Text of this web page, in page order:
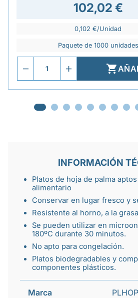
102,02 €
0,102 €/Unidad
Paquete de 1000 unidades

INFORMACIÓN
Platos de hoja de palma
alimentario
Conservar en lugar fresco y
Resistente al horno, a la
Se pueden utilizar en
180ºC durante 30 minutos.
No apto para congelación.
Platos biodegradables y
componentes plásticos.
Marca